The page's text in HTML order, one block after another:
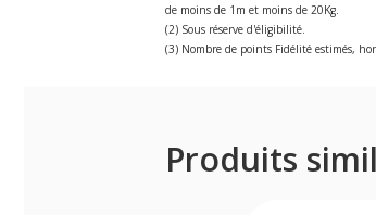
de moins de 1m et moins de 20Kg.
(2) Sous réserve d'éligibilité.
(3) Nombre de points Fidélité estimés,
Produits